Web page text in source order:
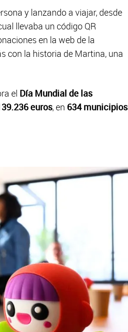
y lanzando a viajar, desde
llevaba un código QR
en la web de la
con la historia de Martina, una
el Día Mundial de las
euros, en 634 municipios